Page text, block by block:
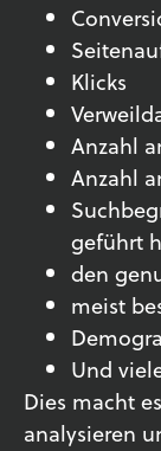
Klicks
Anzahl
Anzahl
geführt
den
meist
Und
Dies macht
analysieren